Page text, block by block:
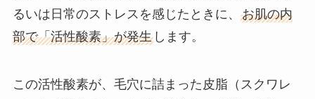
るいは日常のストレスを感じたときに、 お肌の内
部で「活性酸素」が発生します。
この活性酸素が、毛穴に詰まった皮脂（スクワレ